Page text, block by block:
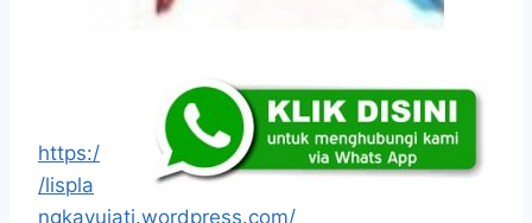
https:/
/lispla
ngkayujati.wordpress.com/